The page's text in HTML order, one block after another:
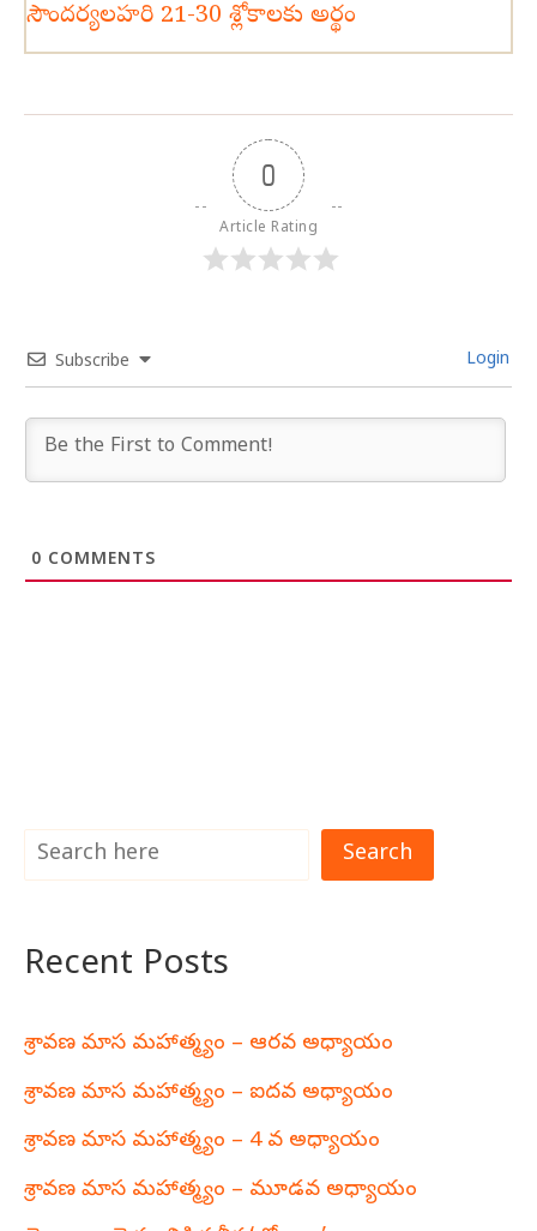
సౌందర్యలహరి 21-30 శ్లోకాలకు అర్థం
0
Article Rating
Subscribe Login
0 COMMENTS
Search
Recent Posts
శ్రావణ మాస మహాత్మ్యం – ఆరవ అధ్యాయం
శ్రావణ మాస మహాత్మ్యం – ఐదవ అధ్యాయం
శ్రావణ మాస మహాత్మ్యం – 4 వ అధ్యాయం
శ్రావణ మాస మహాత్మ్యం – మూడవ అధ్యాయం